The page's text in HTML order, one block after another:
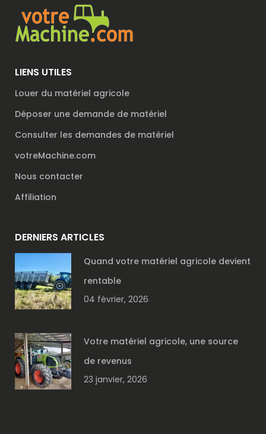
LIENS UTILES
Louer du matériel agricole
Déposer une demande de matériel
Consulter les demandes de matériel
votreMachine.com
Nous contacter
Affiliation
DERNIERS ARTICLES
Quand votre matériel agricole devient
rentable
04 février, 2026
Votre matériel agricole, une source
de revenus
23 janvier, 2026